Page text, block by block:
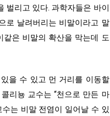
벌리고 있다. 과학자들은 바이
로 날려버리는 비말이라고 말
같은 비말의 확산을 막는데 도
을 수 있고 먼 거리를 이동할
리뇽 교수는 “천으로 만든 마
는 비말 전염이 일어날 수 있